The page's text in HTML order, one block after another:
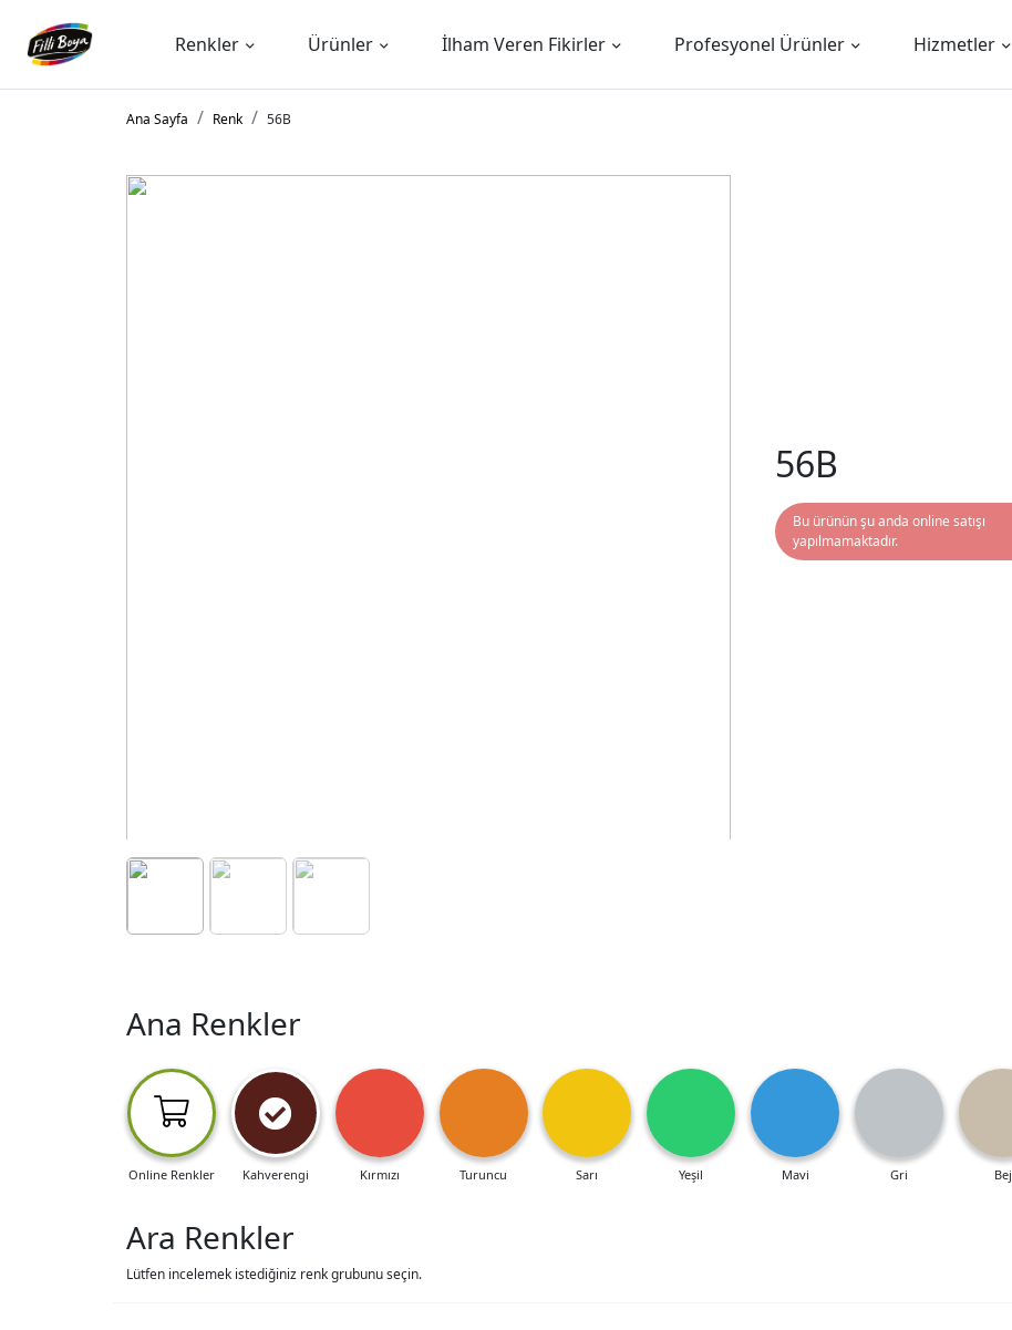
Renkler Ürünler İlham Veren Fikirler Profesyonel Ürünler Hizmetler
Ana Sayfa Renk 56B
56B
Bu ürünün şu anda online satışı
yapılmamaktadır.
Ana Renkler
Online Renkler Kahverengi Kırmızı Turuncu Sarı Yeşil Mavi Gri Bej
Ara Renkler
Lütfen incelemek istediğiniz renk grubunu seçin.